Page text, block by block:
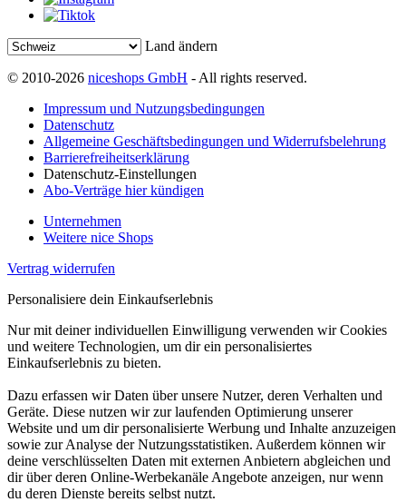
Land ändern
© 2010-2026 niceshops GmbH - All rights reserved.
Impressum und Nutzungsbedingungen
Datenschutz
Allgemeine Geschäftsbedingungen und Widerrufsbelehrung
Barrierefreiheitserklärung
Datenschutz-Einstellungen
Abo-Verträge hier kündigen
Unternehmen
Weitere nice Shops
Vertrag widerrufen
Personalisiere dein Einkaufserlebnis
Nur mit deiner individuellen Einwilligung verwenden wir Cookies
und weitere Technologien, um dir ein personalisiertes
Einkaufserlebnis zu bieten.
Dazu erfassen wir Daten über unsere Nutzer, deren Verhalten und
Geräte. Diese nutzen wir zur laufenden Optimierung unserer
Website und um dir personalisierte Werbung und Inhalte anzuzeigen
sowie zur Analyse der Nutzungsstatistiken. Außerdem können wir
deine verschlüsselten Daten mit externen Anbietern abgleichen und
dir über deren Online-Werbekanäle Angebote anzeigen, nur wenn
du deren Dienste bereits selbst nutzt.